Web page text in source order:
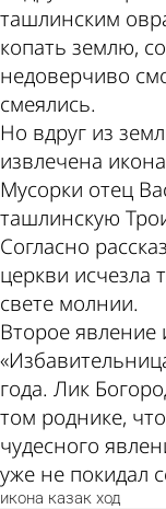
ташлинским
копать землю,
недоверчиво
смеялись.
Но вдруг из
извлечена
Мусорки отец
ташлинскую
Согласно
церкви
свете молнии.
Второе
года. Лик
том роднике,
чудесного
уже не покидал
икона казак ход